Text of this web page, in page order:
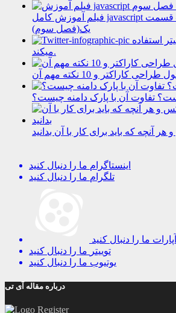
فیلم آموزش کامل javascript به زبان فارسی – قسمت
یک(فصل سوم)
استفاده
میکند.
طراحی کاراکتر و 10 نکته مهم آن
تفاوت آن با پارک دامنه چیست؟
آنچه که باید برای کار با آن بدانید
اینستاگرام ما را دنبال کنید
تلگرام ما را دنبال کنید
آپارات ما را دنبال کنید
توییتر ما را دنبال کنید
یوتیوب ما را دنبال کنید
درباره مقاله آی تی